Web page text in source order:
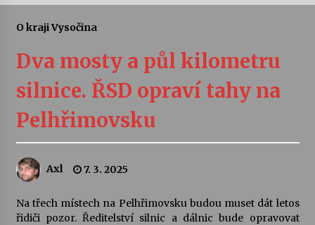
Vernisáž výstavy Josefíny Duškové: Stávám se
kapkou
30. 7. 2026
Veselí muzikanti
30. 7. 2026
šedesátka: 28. 7.–1. 8. 2026
28. 7. 2026
O kraji Vysočina
Dva mosty a půl kilometru
silnice. ŘSD opraví tahy na
Pelhřimovsku
Axl 7. 3. 2025
Na třech místech na Pelhřimovsku budou muset dát letos
řidiči pozor. Ředitelství silnic a dálnic bude opravovat